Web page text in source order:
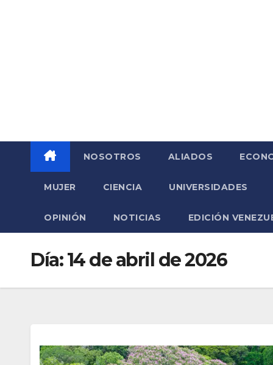
NOSOTROS ALIADOS
MUJER CIENCIA UNIVERSIDADES
OPINIÓN NOTICIAS EDICIÓN
Día:14 de abril de 2026